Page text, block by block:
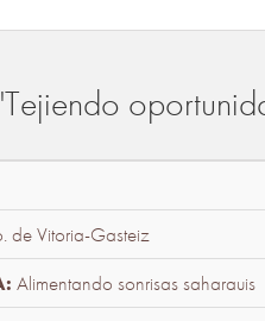
de Vitoria-Gasteiz
Alimentando sonrisas saharauis